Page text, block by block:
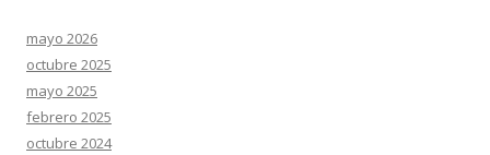
mayo 2026
octubre 2025
mayo 2025
febrero 2025
octubre 2024